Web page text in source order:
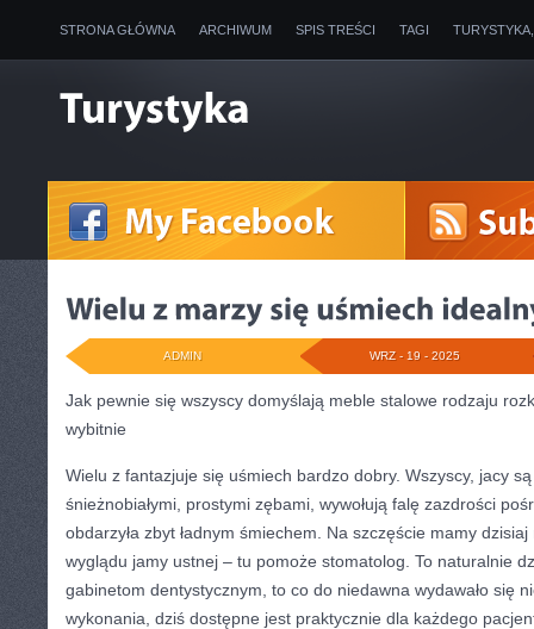
STRONA GŁÓWNA ARCHIWUM SPIS TREŚCI TAGI
WRZ - 19 - 2025
ADMIN
Jak pewnie się wszyscy domyślają meble stalowe rodzaju
wybitnie
Wielu z fantazjuje się uśmiech bardzo dobry. Wszyscy, jacy
śnieżnobiałymi, prostymi zębami, wywołują falę zazdrości
obdarzyła zbyt ładnym śmiechem. Na szczęście mamy
wyglądu jamy ustnej – tu pomoże stomatolog. To naturalnie
gabinetom dentystycznym, to co do niedawna wydawało się
wykonania, dziś dostępne jest praktycznie dla każdego